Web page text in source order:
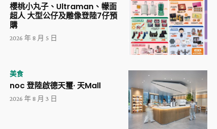
櫻桃小丸子、Ultraman、幪面
超人 大型公仔及雕像登陸7仔預
購
2026 年 8 月 5 日
美食
noc 登陸啟德天璽· 天Mall
2026 年 8 月 3 日